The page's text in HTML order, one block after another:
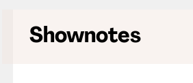
Shownotes